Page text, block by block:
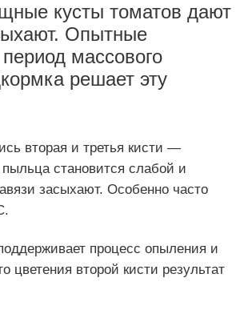
кусты томатов дают
Опытные
массового
решает эту
вторая и третья кисти —
становится слабой и
засыхают. Особенно часто
процесс опыления и
цветения второй кисти результат